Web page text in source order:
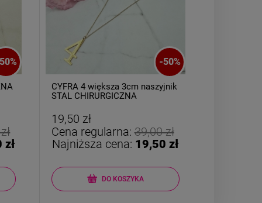
50%
zł
-50%
CYFRA 4 większa 3cm naszyjnik
STAL CHIRURGICZNA
19,50 zł
Cena regularna:39,00 zł
Najniższa cena: 19,50 zł
DO KOSZYKA